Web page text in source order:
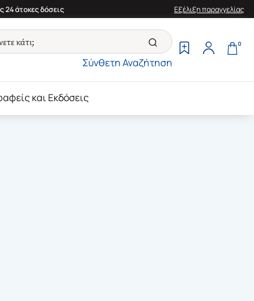
24 άτοκες δόσεις Εξέλιξη παραγγελίας
Σύνθετη Αναζήτηση
0
και Εκδόσεις